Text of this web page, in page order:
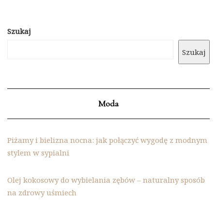
Szukaj
Szukaj
Moda
Piżamy i bielizna nocna: jak połączyć wygodę z modnym
stylem w sypialni
Olej kokosowy do wybielania zębów – naturalny sposób
na zdrowy uśmiech